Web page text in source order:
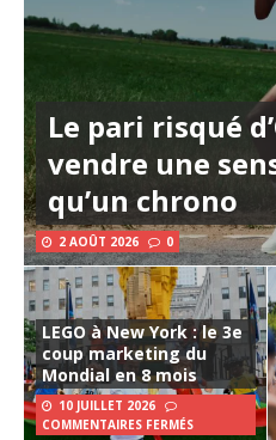
Le pari risqué
vendre une
qu’un chrono
2 AOÛT 2026 0
LEGO à New York : le 3e
coup marketing du
Mondial en 8 mois
10 JUILLET 2026
COMMENTAIRES FERMÉS